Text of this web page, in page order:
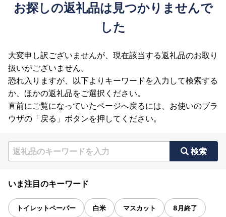
お探しの返礼品は見つかりませんで
した
大変申し訳ございませんが、現在該当する返礼品のお取り
扱いがございません。
恐れ入りますが、以下よりキーワードを入力して検索する
か、ほかの返礼品をご選択ください。
直前にご覧になっていたページへ戻るには、お使いのブラ
ウザの「戻る」ボタンを押してください。
検索
いま注目のキーワード
トイレットペーパー 白米 マスカット 8月終了